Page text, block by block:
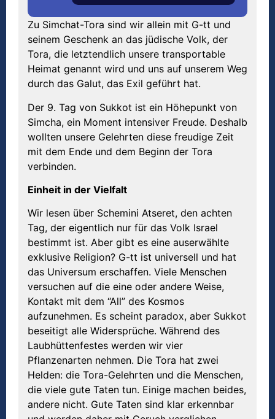
Zu Simchat-Tora sind wir allein mit G-tt und
seinem Geschenk an das jüdische Volk, der
Tora, die letztendlich unsere transportable
Heimat genannt wird und uns auf unserem Weg
durch das Galut, das Exil geführt hat.
Der 9. Tag von Sukkot ist ein Höhepunkt von
Simcha, ein Moment intensiver Freude. Deshalb
wollten unsere Gelehrten diese freudige Zeit
mit dem Ende und dem Beginn der Tora
verbinden.
Einheit in der Vielfalt
Wir lesen über Schemini Atseret, den achten
Tag, der eigentlich nur für das Volk Israel
bestimmt ist. Aber gibt es eine auserwählte
exklusive Religion? G-tt ist universell und hat
das Universum erschaffen. Viele Menschen
versuchen auf die eine oder andere Weise,
Kontakt mit dem “All” des Kosmos
aufzunehmen. Es scheint paradox, aber Sukkot
beseitigt alle Widersprüche. Während des
Laubhüttenfestes werden wir vier
Pflanzenarten nehmen. Die Tora hat zwei
Helden: die Tora-Gelehrten und die Menschen,
die viele gute Taten tun. Einige machen beides,
andere nicht. Gute Taten sind klar erkennbar